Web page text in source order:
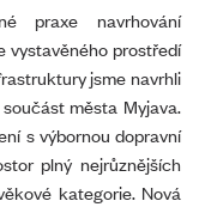
praxe navrhování
vystavěného prostředí
jsme navrhli
města Myjava.
s výbornou dopravní
plný nejrůznějších
kategorie. Nová